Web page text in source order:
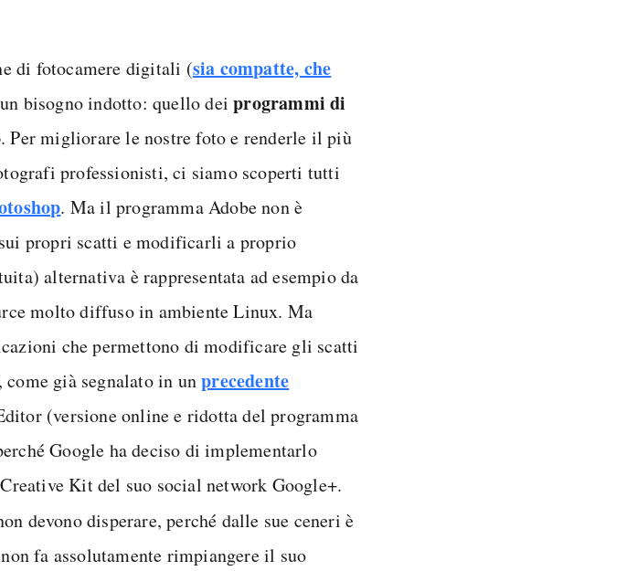
di fotocamere digitali (sia compatte, che
bisogno indotto: quello deiprogrammi di
. Per migliorare le nostre foto e renderle il più
professionisti, ci siamo scoperti tutti
. Ma il programma Adobe non è
propri scatti e modificarli a proprio
alternativa è rappresentata ad esempio da
molto diffuso in ambiente Linux. Ma
che permettono di modificare gli scatti
come già segnalato in unprecedente
(versione online e ridotta del programma
Google ha deciso di implementarlo
Kit del suo social network Google+.
devono disperare, perché dalle sue ceneri è
fa assolutamente rimpiangere il suo